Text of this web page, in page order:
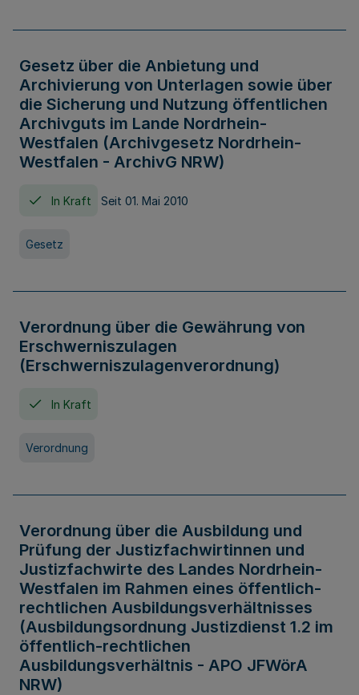
Gesetz über die Anbietung und
Archivierung von Unterlagen sowie über
die Sicherung und Nutzung öffentlichen
Archivguts im Lande Nordrhein-
Westfalen (Archivgesetz Nordrhein-
Westfalen - ArchivG NRW)
In Kraft Seit 01. Mai 2010
Gesetz
Verordnung über die Gewährung von
Erschwerniszulagen
(Erschwerniszulagenverordnung)
In Kraft
Verordnung
Verordnung über die Ausbildung und
Prüfung der Justizfachwirtinnen und
Justizfachwirte des Landes Nordrhein-
Westfalen im Rahmen eines öffentlich-
rechtlichen Ausbildungsverhältnisses
(Ausbildungsordnung Justizdienst 1.2 im
öffentlich-rechtlichen
Ausbildungsverhältnis - APO JFWörA
NRW)